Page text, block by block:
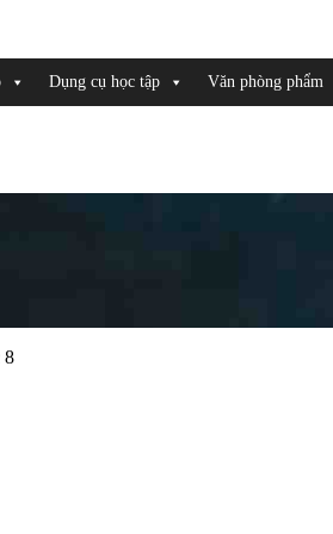
Dụng cụ học tập Văn phòng phẩm
8